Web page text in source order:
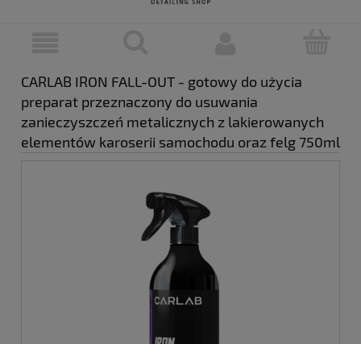
CARLAB IRON FALL-OUT - gotowy do użycia
preparat przeznaczony do usuwania
zanieczyszczeń metalicznych z lakierowanych
elementów karoserii samochodu oraz felg 750ml